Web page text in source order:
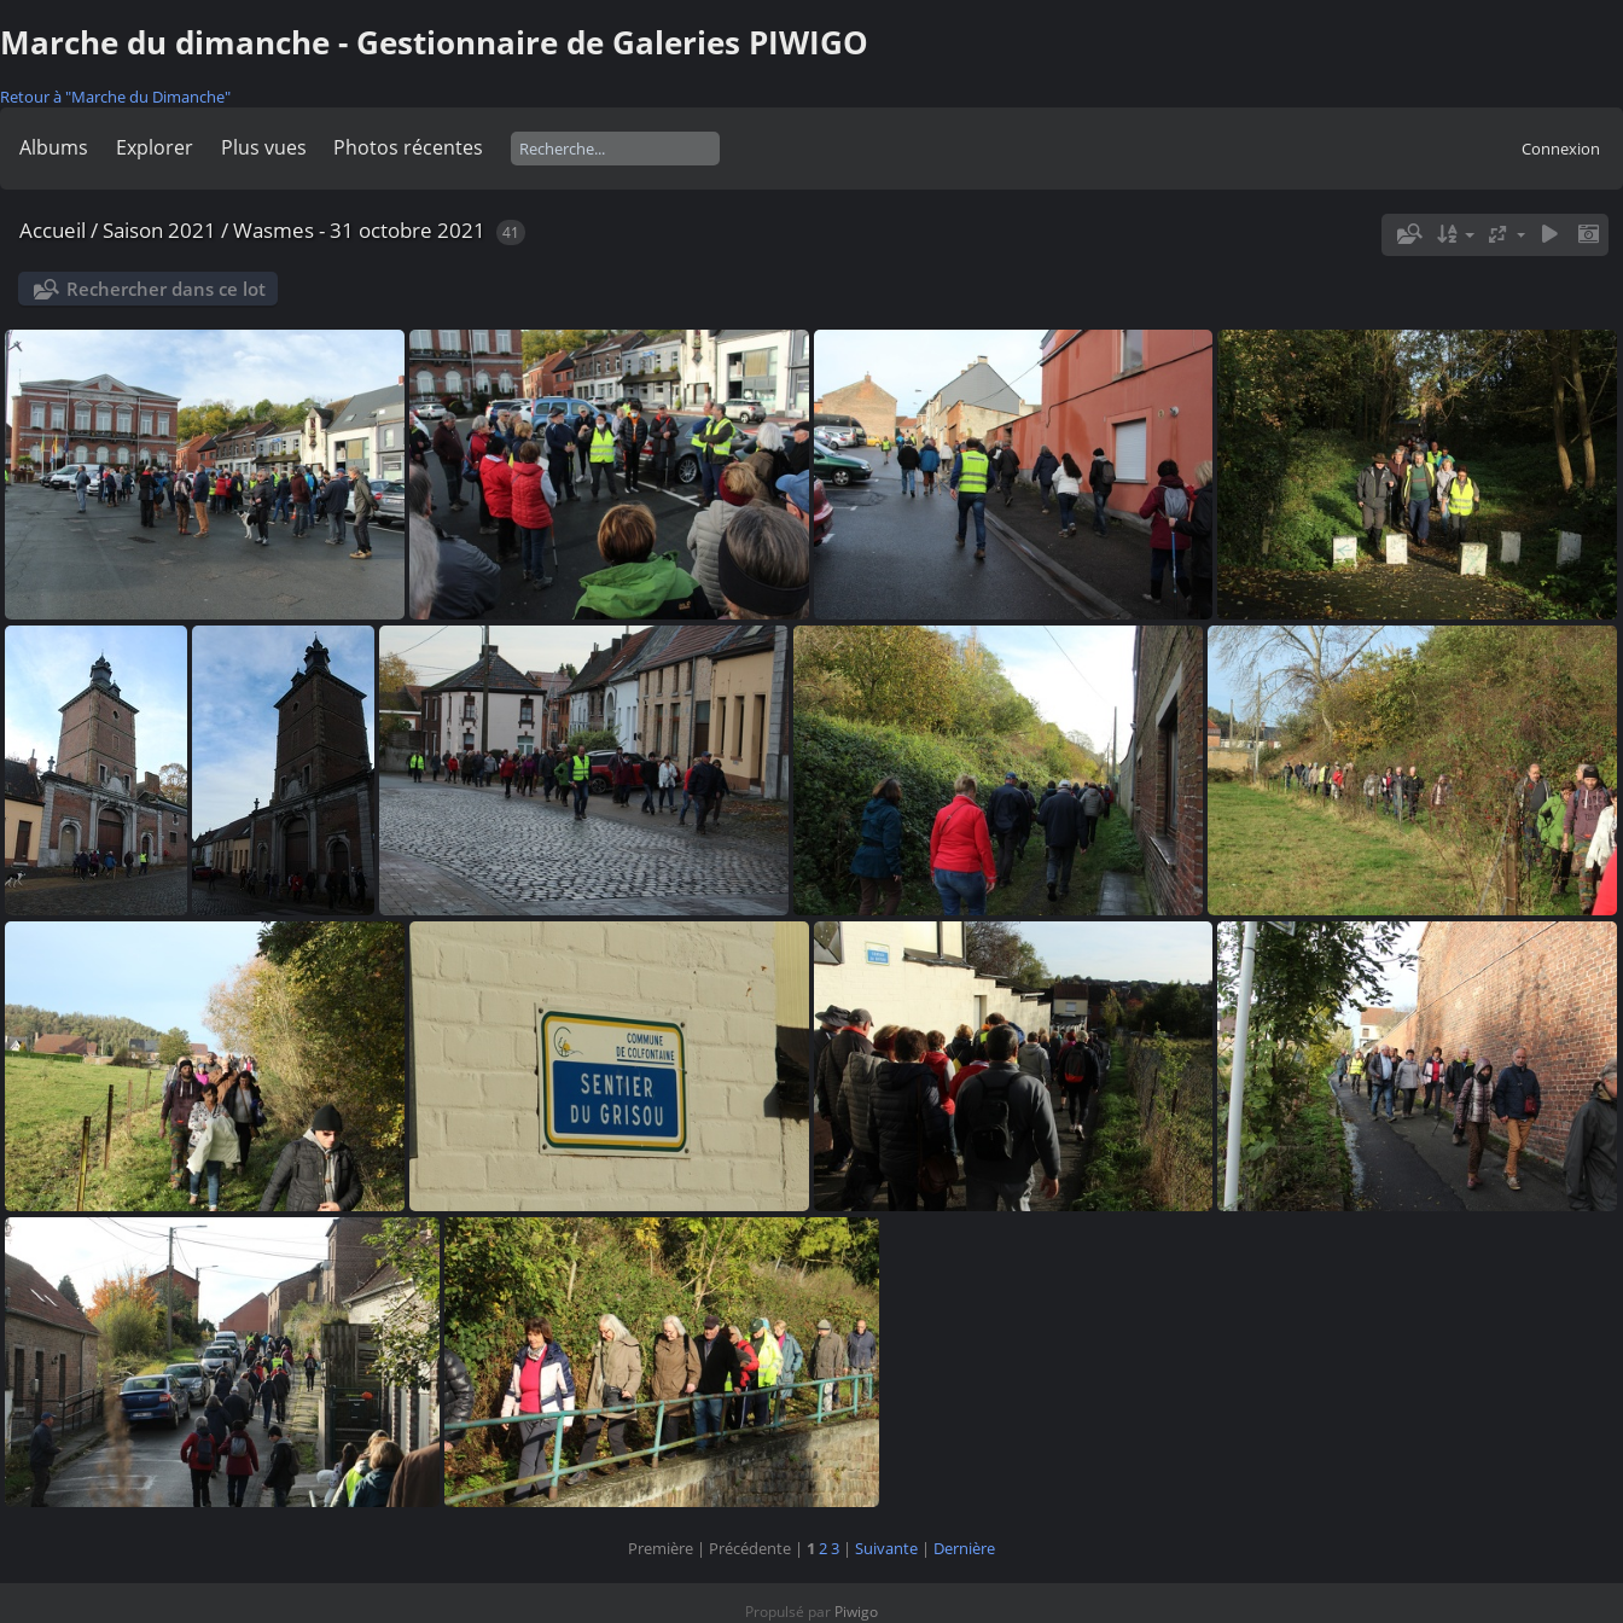
Marche du dimanche - Gestionnaire de Galeries PIWIGO
Retour à "Marche du Dimanche"
Albums Explorer Plus vues Photos récentes Connexion
Accueil /Saison 2021 /Wasmes - 31 octobre 2021 41
Rechercher dans ce lot
IMG 6733 IMG 6734 IMG 6737 IMG 6738
IMG 6740 IMG 6741 IMG 6742 IMG 6743 IMG 6744
IMG 6745 IMG 6747
Première | Précédente | 1 23 | Suivante | Dernière
Propulsé par Piwigo